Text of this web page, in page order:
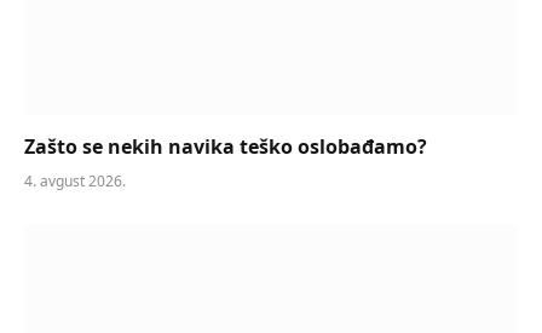
Zašto se nekih navika teško oslobađamo?
4. avgust 2026.